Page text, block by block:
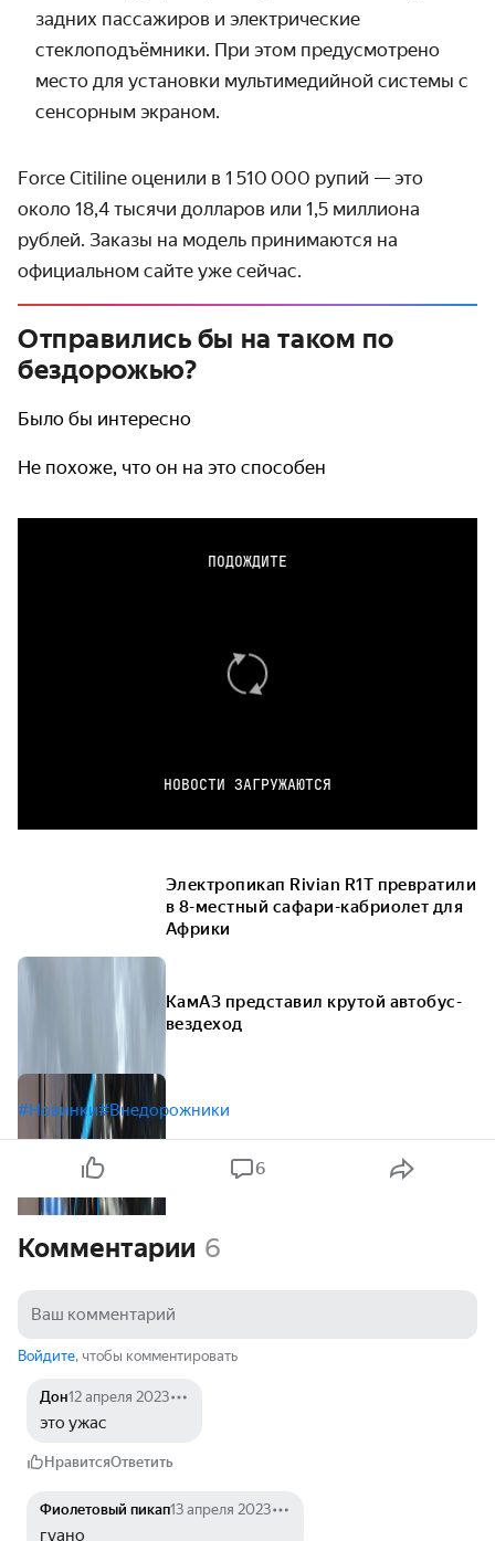
задних пассажиров и электрические
стеклоподъёмники. При этом предусмотрено
место для установки мультимедийной системы с
сенсорным экраном.
Force Citiline оценили в 1 510 000 рупий — это
около 18,4 тысячи долларов или 1,5 миллиона
рублей. Заказы на модель принимаются на
официальном сайте уже сейчас.
Отправились бы на таком по
бездорожью?
Было бы интересно
Не похоже, что он на это способен
ПОДОЖДИТЕ
НОВОСТИ ЗАГРУЖАЮТСЯ
Электропикап Rivian R1T превратили
в 8-местный сафари-кабриолет для
Африки
КамАЗ представил крутой автобус-
вездеход
#Новинки#Внедорожники
6
Комментарии 6
Войдите, чтобы комментировать
Дон12 апреля 2023
это ужас
НравитсяОтветить
Фиолетовый пикап13 апреля 2023
гуано